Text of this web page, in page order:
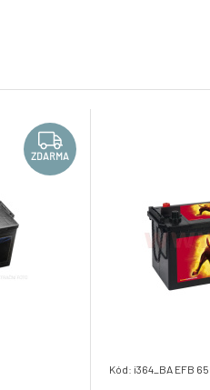
9.
50Ah
Power Bull
ZDARMA
Kód: i364_BA EFB